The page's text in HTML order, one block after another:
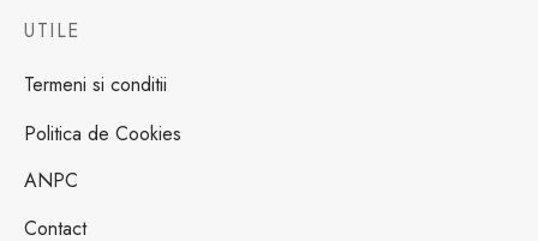
UTILE
Termeni si conditii
Politica de Cookies
ANPC
Contact